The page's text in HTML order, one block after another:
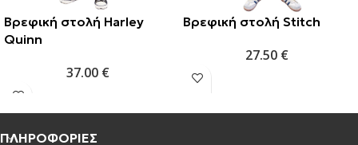
Βρεφική στολή Harley
Quinn
37.00 €
Βρεφική στολή Stitch
27.50 €
ΠΛΗΡΟΦΟΡΙΕΣ